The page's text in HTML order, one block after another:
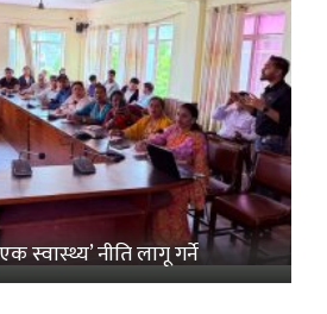
स्वास्थ्य’ नीति लागू गर्ने